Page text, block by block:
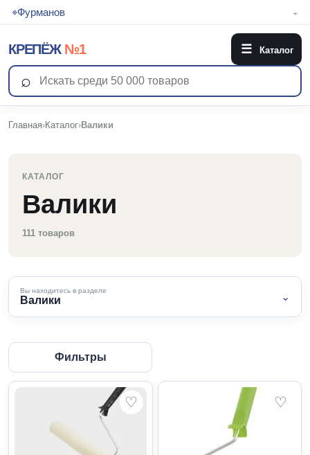
⌖Фурманов ⌄
КРЕПЁЖ №1 ☰ Каталог
⌕
Главная›Каталог›Валики
КАТАЛОГ
Валики
111 товаров
Вы находитесь в разделе
Валики ⌄
Фильтры
♡ ♡